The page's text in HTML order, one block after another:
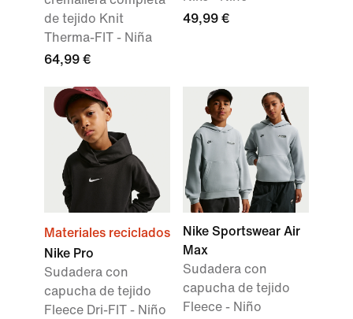
de tejido Knit
Therma-FIT - Niña
64,99 €
49,99 €
Materiales reciclados
Nike Pro
Sudadera con
capucha de tejido
Fleece Dri-FIT - Niño
Nike Sportswear Air
Max
Sudadera con
capucha de tejido
Fleece - Niño